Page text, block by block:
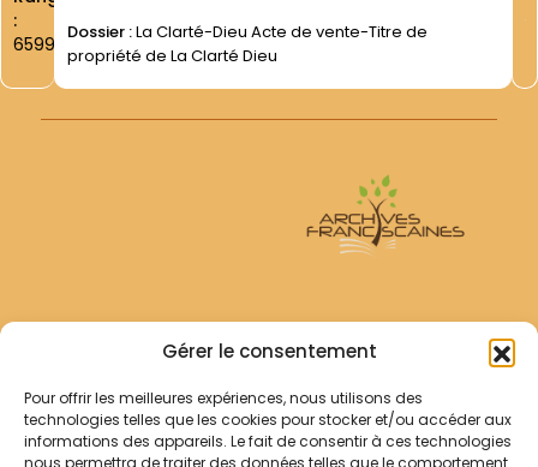
Gérer le consentement
Pour offrir les meilleures expériences, nous utilisons des
technologies telles que les cookies pour stocker et/ou accéder aux
informations des appareils. Le fait de consentir à ces technologies
nous permettra de traiter des données telles que le comportement
:
6599
Dossier :La Clarté-Dieu Acte de vente-Titre de
propriété de La Clarté Dieu
Archives Franciscaines
RECHERCHER
Comment chercher ?
Les archives